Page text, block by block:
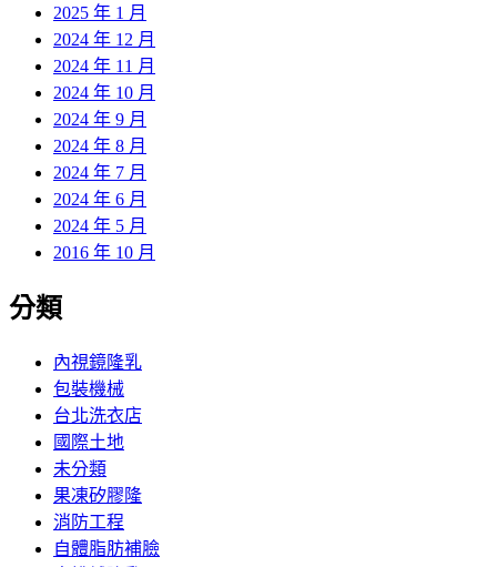
2025 年 1 月
2024 年 12 月
2024 年 11 月
2024 年 10 月
2024 年 9 月
2024 年 8 月
2024 年 7 月
2024 年 6 月
2024 年 5 月
2016 年 10 月
分類
內視鏡隆乳
包裝機械
台北洗衣店
國際土地
未分類
果凍矽膠隆
消防工程
自體脂肪補臉